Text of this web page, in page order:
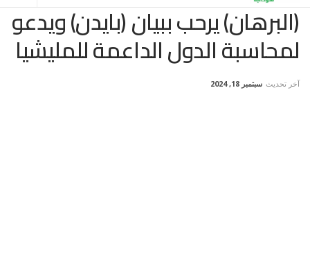
(البرهان) يرحب ببيان (بايدن) ويدعو
لمحاسبة الدول الداعمة للمليشيا
آخر تحديث سبتمبر 18, 2024